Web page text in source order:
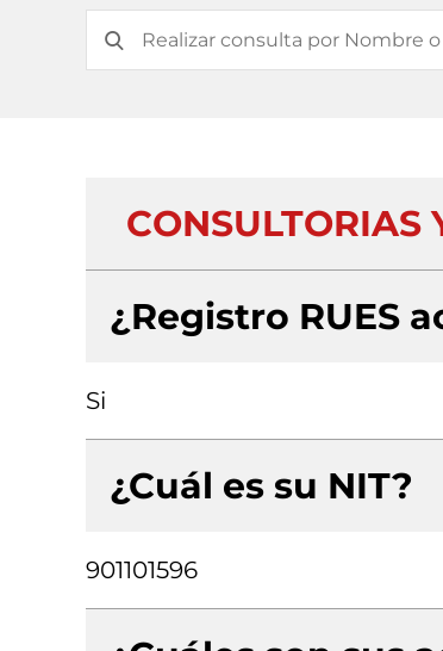
CONSULTORIAS
¿Registro RUES
Si
¿Cuál es su NIT?
901101596